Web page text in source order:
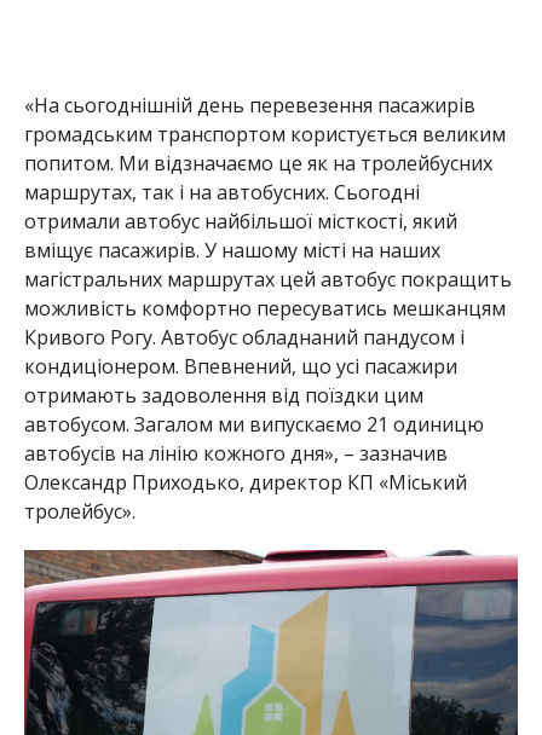
«На сьогоднішній день перевезення пасажирів
громадським транспортом користується великим
попитом. Ми відзначаємо це як на тролейбусних
маршрутах, так і на автобусних. Сьогодні
отримали автобус найбільшої місткості, який
вміщує пасажирів. У нашому місті на наших
магістральних маршрутах цей автобус покращить
можливість комфортно пересуватись мешканцям
Кривого Рогу. Автобус обладнаний пандусом і
кондиціонером. Впевнений, що усі пасажири
отримають задоволення від поїздки цим
автобусом. Загалом ми випускаємо 21 одиницю
автобусів на лінію кожного дня», – зазначив
Олександр Приходько, директор КП «Міський
тролейбус».